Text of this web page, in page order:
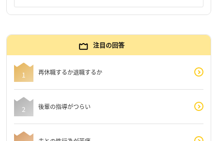
注目の回答
再休職するか退職するか
後輩の指導がつらい